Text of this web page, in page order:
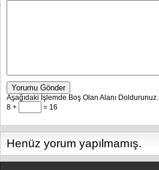
Yorumu Gönder
Aşağıdaki İşlemde Boş Olan Alanı Doldurunuz.
8 +
= 16
Henüz yorum yapılmamış.